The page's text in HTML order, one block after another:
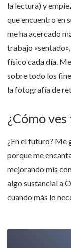
la lectura) y
que encuentro en
me ha acercado
trabajo
físico cada día.
sobre todo los
la fotografía de
¿Cómo
¿En el futuro?
porque me
mejorando mis
algo sustancial a
cuando más lo